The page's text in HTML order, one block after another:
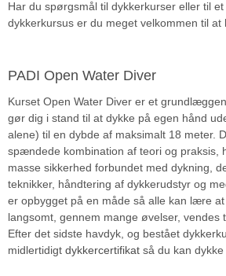
Har du spørgsmål til dykkerkurser eller til
dykkerkursus er du meget velkommen til at
PADI Open Water Diver
Kurset Open Water Diver er et
gør dig i stand til at dykke på egen hånd
alene) til en dybde af maksimalt 18 meter.
spændede kombination af teori og praksis,
masse sikkerhed forbundet med dykning,
teknikker, håndtering af dykkerudstyr og
er opbygget på en måde så alle kan lære
langsomt, gennem mange øvelser, vendes
Efter det sidste havdyk, og bestået
midlertidigt dykkercertifikat så du kan